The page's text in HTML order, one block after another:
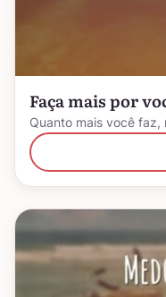
Faça mais por
Quanto mais você faz,